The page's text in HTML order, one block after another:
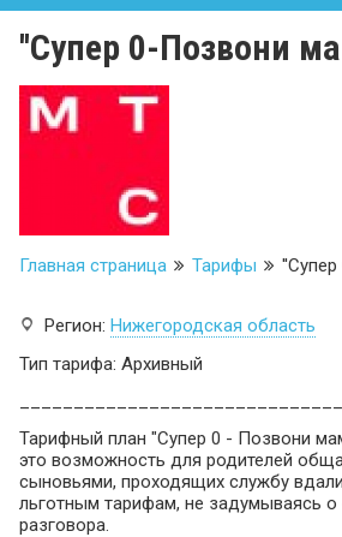
''Супер 0-Позвони
Главная страница Тарифы
Регион: Нижегородская область
Тип тарифа: Архивный
Тарифный план "Супер 0 - Позвони
это возможность для родителей
сыновьями, проходящих службу
льготным тарифам, не задумываясь о
разговора.